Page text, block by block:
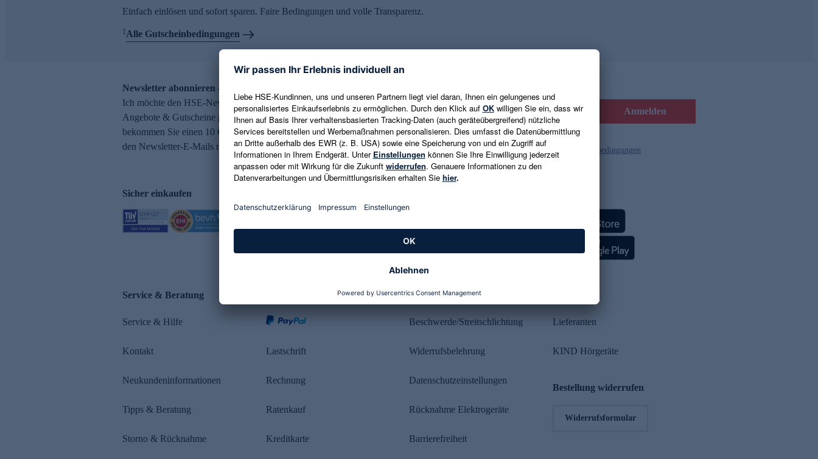
Einfach einlösen und sofort sparen. Faire Bedingungen und volle Transparenz.
1Alle Gutscheinbedingungen
Newsletter abonnieren – 10 € Gutschein erhalten
Ich möchte den HSE-Newsletter abonnieren und aktuelle Trends,
Angebote & Gutscheine per E-Mail erhalten. Als Dankeschön
bekommen Sie einen 10 € Gutschein. Eine Abmeldung ist jederzeit in
den Newsletter-E-Mails möglich.
E-Mail-Adresse eingeben Anmelden
Es gelten die Datenschutzrichtlinien und die Gutscheinbedingungen
Sicher einkaufen
Service & Beratung
Service & Hilfe
Kontakt
Neukundeninformationen
Tipps & Beratung
Storno & Rücknahme
Lastschrift
Rechnung
Ratenkauf
Kreditkarte
Rechtliches
Beschwerde/Streitschlichtung
Widerrufsbelehrung
Datenschutzeinstellungen
Rücknahme Elektrogeräte
Barrierefreiheit
Lieferanten
KIND Hörgeräte
Bestellung widerrufen
Widerrufsformular